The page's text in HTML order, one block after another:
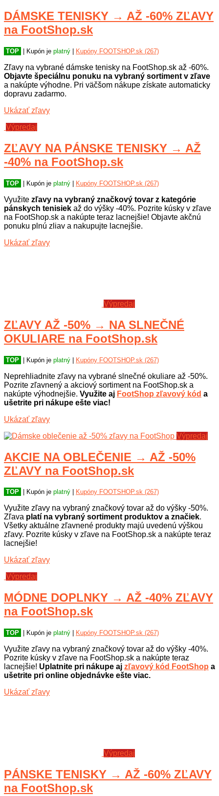
DÁMSKE TENISKY → AŽ -60% ZĽAVY
na FootShop.sk
TOP | Kupón je platný Kupóny FOOTSHOP.sk (267)
Zľavy na vybrané dámske tenisky na FootShop.sk až -60%.
Objavte špeciálnu ponuku na vybraný sortiment v zľave
a nakúpte výhodne. Pri väčšom nákupe získate automaticky
dopravu zadarmo.
Ukázať zľavy
Výpredaj
ZĽAVY NA PÁNSKE TENISKY → AŽ
-40% na FootShop.sk
TOP | Kupón je platný Kupóny FOOTSHOP.sk (267)
Využite zľavy na vybraný značkový tovar z kategórie
pánskych tenisiek až do výšky -40%. Pozrite kúsky v zľave
na FootShop.sk a nakúpte teraz lacnejšie! Objavte akčnú
ponuku plnú zliav a nakupujte lacnejšie.
Ukázať zľavy
Výpredaj
ZĽAVY AŽ -50% → NA SLNEČNÉ
OKULIARE na FootShop.sk
TOP | Kupón je platný | Kupóny FOOTSHOP.sk (267)
Neprehliadnite zľavy na vybrané slnečné okuliare až -50%.
Pozrite zľavnený a akciový sortiment na FootShop.sk a
nakúpte výhodnejšie. Využite aj FootShop zľavový kód a
ušetrite pri nákupe ešte viac!
Ukázať zľavy
Výpredaj
AKCIE NA OBLEČENIE → AŽ -50%
ZĽAVY na FootShop.sk
TOP | Kupón je platný Kupóny FOOTSHOP.sk (267)
Využite zľavy na vybraný značkový tovar až do výšky -50%.
Zľava platí na vybraný sortiment produktov a značiek.
Všetky aktuálne zľavnené produkty majú uvedenú výškou
zľavy. Pozrite kúsky v zľave na FootShop.sk a nakúpte teraz
lacnejšie!
Ukázať zľavy
Výpredaj
MÓDNE DOPLNKY → AŽ -40% ZĽAVY
na FootShop.sk
TOP | Kupón je platný Kupóny FOOTSHOP.sk (267)
Využite zľavy na vybraný značkový tovar až do výšky -40%.
Pozrite kúsky v zľave na FootShop.sk a nakúpte teraz
lacnejšie! Uplatnite pri nákupe aj zľavový kód FootShop a
ušetrite pri online objednávke ešte viac.
Ukázať zľavy
Výpredaj
PÁNSKE TENISKY → AŽ -60% ZĽAVY
na FootShop.sk